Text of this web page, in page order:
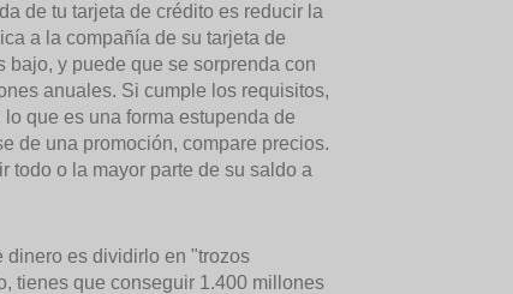
de tu tarjeta de crédito es reducir la
a la compañía de su tarjeta de
y puede que se sorprenda con
anuales. Si cumple los requisitos,
que es una forma estupenda de
de una promoción, compare precios.
todo o la mayor parte de su saldo a
dinero es dividirlo en "trozos
tienes que conseguir 1.400 millones